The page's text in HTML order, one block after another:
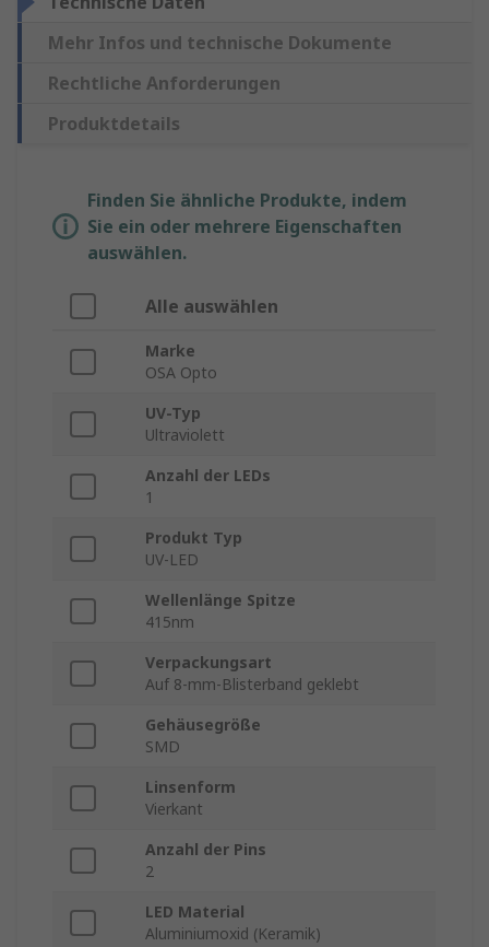
Mehr Infos und technische Dokumente
Rechtliche Anforderungen
Produktdetails
Finden Sie ähnliche Produkte, indem
Sie ein oder mehrere Eigenschaften
auswählen.
Alle auswählen
Marke
OSA Opto
UV-Typ
Ultraviolett
Anzahl der LEDs
1
Produkt Typ
UV-LED
Wellenlänge Spitze
415nm
Verpackungsart
Auf 8-mm-Blisterband geklebt
Gehäusegröße
SMD
Linsenform
Vierkant
Anzahl der Pins
2
LED Material
Aluminiumoxid (Keramik)